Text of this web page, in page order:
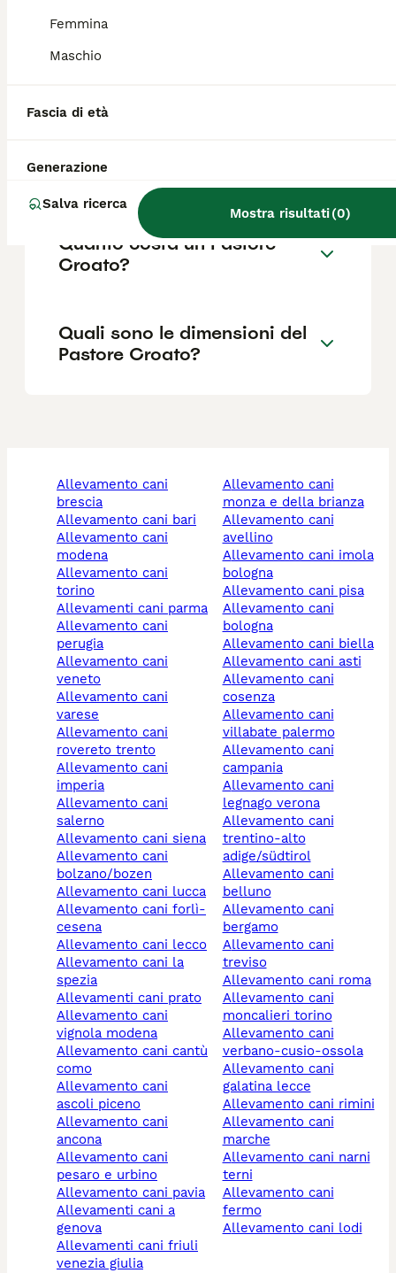
Femmina
Maschio
Fascia di età
Generazione
Salva ricerca
Mostra risultati(0)
Qual è la razza di cane da
croato?
Quanto costa un Pastore
Croato?
Quali sono le dimensioni del
Pastore Croato?
allevamento cani
brescia
allevamento cani bari
allevamento cani
modena
allevamento cani
torino
allevamenti cani parma
allevamento cani
perugia
allevamento cani
veneto
allevamento cani
varese
allevamento cani
rovereto trento
allevamento cani
imperia
allevamento cani
salerno
allevamento cani siena
allevamento cani
bolzano/bozen
allevamento cani lucca
allevamento cani forlì-
cesena
allevamento cani lecco
allevamento cani la
spezia
allevamenti cani prato
allevamento cani
vignola modena
allevamento cani cantù
como
allevamento cani
ascoli piceno
allevamento cani
ancona
allevamento cani
pesaro e urbino
allevamento cani pavia
allevamenti cani a
genova
allevamenti cani friuli
venezia giulia
allevamento cani
monza e della brianza
allevamento cani
avellino
allevamento cani imola
bologna
allevamento cani pisa
allevamento cani
bologna
allevamento cani biella
allevamento cani asti
allevamento cani
cosenza
allevamento cani
villabate palermo
allevamento cani
campania
allevamento cani
legnago verona
allevamento cani
trentino-alto
adige/südtirol
allevamento cani
belluno
allevamento cani
bergamo
allevamento cani
treviso
allevamento cani roma
allevamento cani
moncalieri torino
allevamento cani
verbano-cusio-ossola
allevamento cani
galatina lecce
allevamento cani rimini
allevamento cani
marche
allevamento cani narni
terni
allevamento cani
fermo
allevamento cani lodi